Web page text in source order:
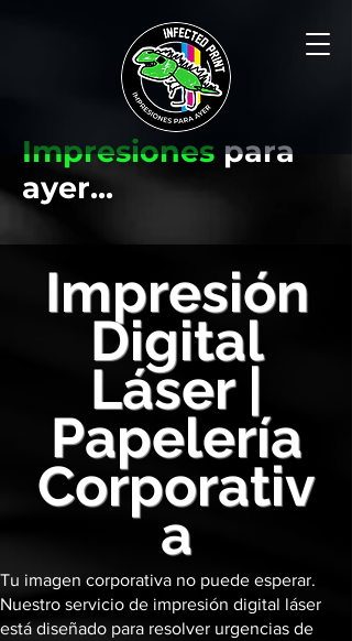
Impresiones para
ayer...
Impresión
Digital
Láser |
Papelería
Corporativ
a
Tu imagen corporativa no puede esperar.
Nuestro servicio de impresión digital láser
está diseñado para resolver urgencias de